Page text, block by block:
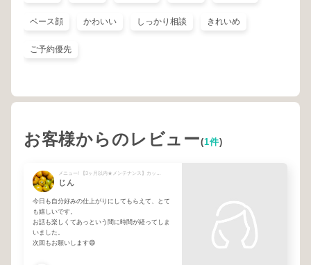
ベース顔 かわいい しっかり相談 きれいめ
ご予約優先
お客様からのレビュー(1件)
じん
今日も自分好みの仕上がりにしてもらえて、とて
も嬉しいです。
お話も楽しくてあっという間に時間が経ってしま
いました。
次回もお願いします😄